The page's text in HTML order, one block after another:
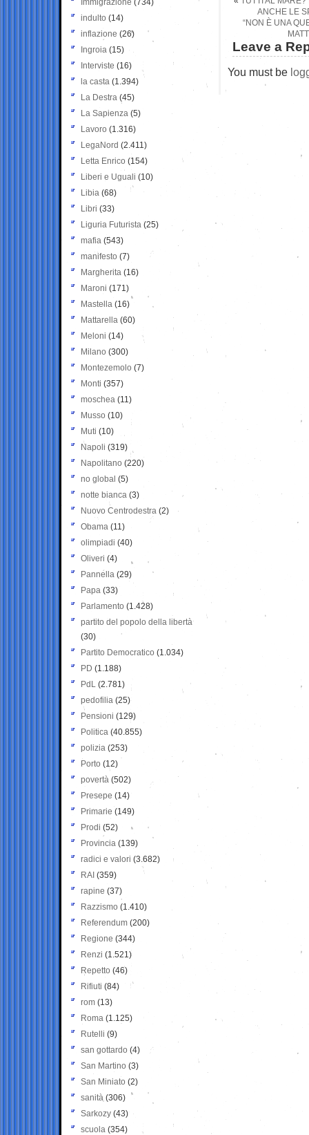
ANCHE LE
“NON È UNA
Leave a
You must be
Immigrazione (734)
indulto (14)
inflazione (26)
Ingroia (15)
Interviste (16)
la casta (1.394)
La Destra (45)
La Sapienza (5)
Lavoro (1.316)
LegaNord (2.411)
Letta Enrico (154)
Liberi e Uguali (10)
Libia (68)
Libri (33)
Liguria Futurista (25)
mafia (543)
manifesto (7)
Margherita (16)
Maroni (171)
Mastella (16)
Mattarella (60)
Meloni (14)
Milano (300)
Montezemolo (7)
Monti (357)
moschea (11)
Musso (10)
Muti (10)
Napoli (319)
Napolitano (220)
no global (5)
notte bianca (3)
Nuovo Centrodestra (2)
Obama (11)
olimpiadi (40)
Oliveri (4)
Pannella (29)
Papa (33)
Parlamento (1.428)
partito del popolo della libertà
(30)
Partito Democratico (1.034)
PD (1.188)
PdL (2.781)
pedofilia (25)
Pensioni (129)
Politica (40.855)
polizia (253)
Porto (12)
povertà (502)
Presepe (14)
Primarie (149)
Prodi (52)
Provincia (139)
radici e valori (3.682)
RAI (359)
rapine (37)
Razzismo (1.410)
Referendum (200)
Regione (344)
Renzi (1.521)
Repetto (46)
Rifiuti (84)
rom (13)
Roma (1.125)
Rutelli (9)
san gottardo (4)
San Martino (3)
San Miniato (2)
sanità (306)
Sarkozy (43)
scuola (354)